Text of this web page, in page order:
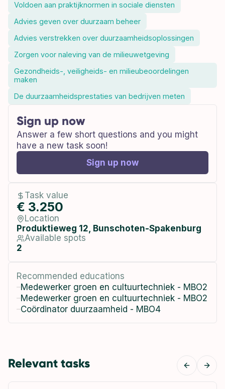
Voldoen aan praktijknormen in sociale diensten
Advies geven over duurzaam beheer
Advies verstrekken over duurzaamheidsoplossingen
Zorgen voor naleving van de milieuwetgeving
Gezondheids-, veiligheids- en milieubeoordelingen
maken
De duurzaamheidsprestaties van bedrijven meten
Sign up now
Answer a few short questions and you might
have a new task soon!
Sign up now
Task value
€ 3.250
Location
Produktieweg 12, Bunschoten-Spakenburg
Available spots
2
Recommended educations
Medewerker groen en cultuurtechniek - MBO2
Medewerker groen en cultuurtechniek - MBO2
Coördinator duurzaamheid - MBO4
Relevant tasks